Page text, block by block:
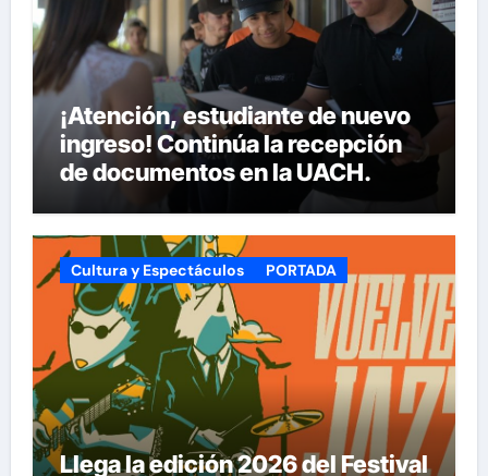
¡Atención, estudiante de nuevo
ingreso! Continúa la recepción
de documentos en la UACH.
Cultura y Espectáculos PORTADA
Llega la edición 2026 del Festival